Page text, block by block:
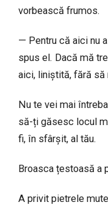
vorbească frumos.
— Pentru că aici nu
spus el. Dacă mă
aici, liniștită, fără să
Nu te vei mai
să-ți găsesc locul
fi, în sfârșit, al tău.
Broasca țestoasă a
A privit pietrele